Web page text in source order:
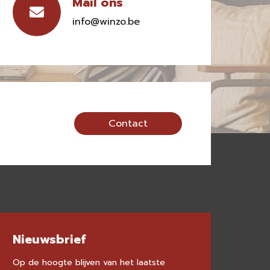
info@winzo.be
Contact
Nieuwsbrief
Op de hoogte blijven van het laatste